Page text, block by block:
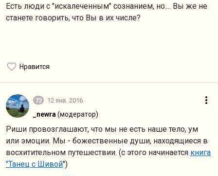
Есть люди с "искалеченным" сознанием, но.... Вы же не
станете говорить, что Вы в их числе?
Нравится
72 12 янв. 2016
_newra (модератор)
Риши провозглашают, что мы не есть наше тело, ум
или эмоции. Мы - божественные души, находящиеся в
восхитительном путешествии. (с этого начинается книга
"Танец с Шивой")